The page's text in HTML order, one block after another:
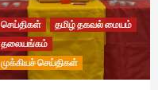
செய்திகள்
தமிழ் தகவல் மையம்
தலையங்கம்
முக்கியச் செய்திகள்